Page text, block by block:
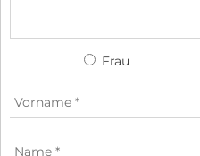
Frau